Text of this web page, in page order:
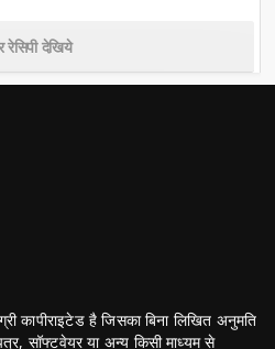
देखिये
कापीराइटेड है जिसका बिना लिखित अनुमति
सॉफ्टवेयर या अन्य किसी माध्यम से